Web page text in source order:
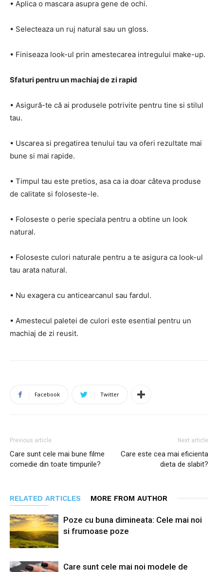
• Aplica o mascara asupra gene de ochi.
• Selecteaza un ruj natural sau un gloss.
• Finiseaza look-ul prin amestecarea intregului make-up.
Sfaturi pentru un machiaj de zi rapid
• Asigură-te că ai produsele potrivite pentru tine si stilul
tau.
• Uscarea si pregatirea tenului tau va oferi rezultate mai
bune si mai rapide.
• Timpul tau este pretios, asa ca ia doar câteva produse
de calitate si foloseste-le.
• Foloseste o perie speciala pentru a obtine un look
natural.
• Foloseste culori naturale pentru a te asigura ca look-ul
tau arata natural.
• Nu exagera cu anticearcanul sau fardul.
• Amestecul paletei de culori este esential pentru un
machiaj de zi reusit.
Facebook Twitter
Previous article
Care sunt cele mai bune filme
comedie din toate timpurile?
Next article
Care este cea mai eficienta
dieta de slabit?
RELATED ARTICLES MORE FROM AUTHOR
Poze cu buna dimineata: Cele mai noi
si frumoase poze
Care sunt cele mai noi modele de